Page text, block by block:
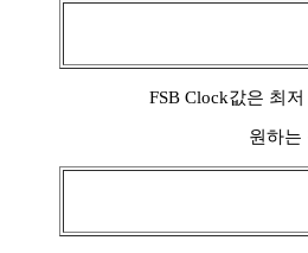
FSB Clock값은 최
원하는